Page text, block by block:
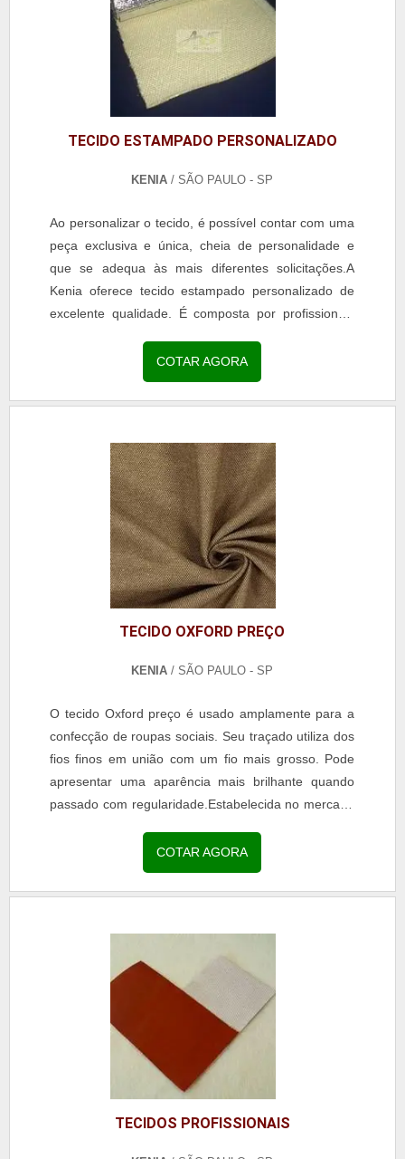
TECIDO ESTAMPADO PERSONALIZADO
KENIA / SÃO PAULO - SP
Ao personalizar o tecido, é possível contar com uma
peça exclusiva e única, cheia de personalidade e
que se adequa às mais diferentes solicitações.A
Kenia oferece tecido estampado personalizado de
excelente qualidade. É composta por profissionais
COTAR AGORA
TECIDO OXFORD PREÇO
KENIA / SÃO PAULO - SP
O tecido Oxford preço é usado amplamente para a
confecção de roupas sociais. Seu traçado utiliza dos
fios finos em união com um fio mais grosso. Pode
apresentar uma aparência mais brilhante quando
passado com regularidade.Estabelecida no mercado
COTAR AGORA
TECIDOS PROFISSIONAIS